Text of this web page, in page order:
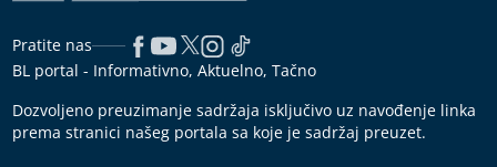
Pratite nas
BL portal - Informativno, Aktuelno, Tačno
Dozvoljeno preuzimanje sadržaja isključivo uz navođenje linka
prema stranici našeg portala sa koje je sadržaj preuzet.